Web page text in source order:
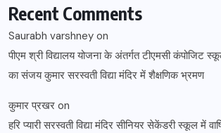
Recent Comments
Saurabh varshney on
पीएम श्री विद्यालय योजना के अंतर्गत टीएमसी कंपोजिट
का संजय कुमार सरस्वती विद्या मंदिर में शैक्षणिक भ्रमण
कुमार प्रखर on
हरि प्यारी सरस्वती विद्या मंदिर सीनियर सेकेंडरी स्कूल में